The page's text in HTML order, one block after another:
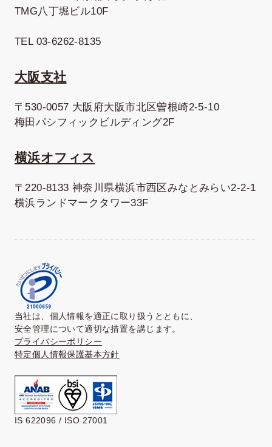
TMG八丁堀ビル10F
TEL 03-6262-8135
大阪支社
〒530-0057 大阪府大阪市北区曽根崎2-5-10
梅田パシフィックビルディング2F
横浜オフィス
〒220-8133 神奈川県横浜市西区みなとみらい2-2-1
横浜ランドマークタワー33F
当社は、個人情報を適正に取り扱うとともに、
安全管理について適切な措置を講じます。
プライバシーポリシー
特定個人情報保護基本方針
IS 622096 / ISO 27001